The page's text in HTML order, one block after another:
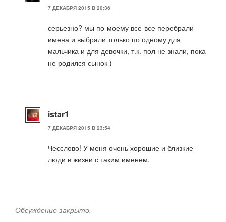
7 ДЕКАБРЯ 2015 В 20:36
серьезно? мы по-моему все-все перебрали
имена и выбрали только по одному для
мальчика и для девочки, т.к. пол не знали, пока
не родился сынок )
istar1
7 ДЕКАБРЯ 2015 В 23:54
Чесслово! У меня очень хорошие и близкие
люди в жизни с таким именем.
Обсуждение закрыто.